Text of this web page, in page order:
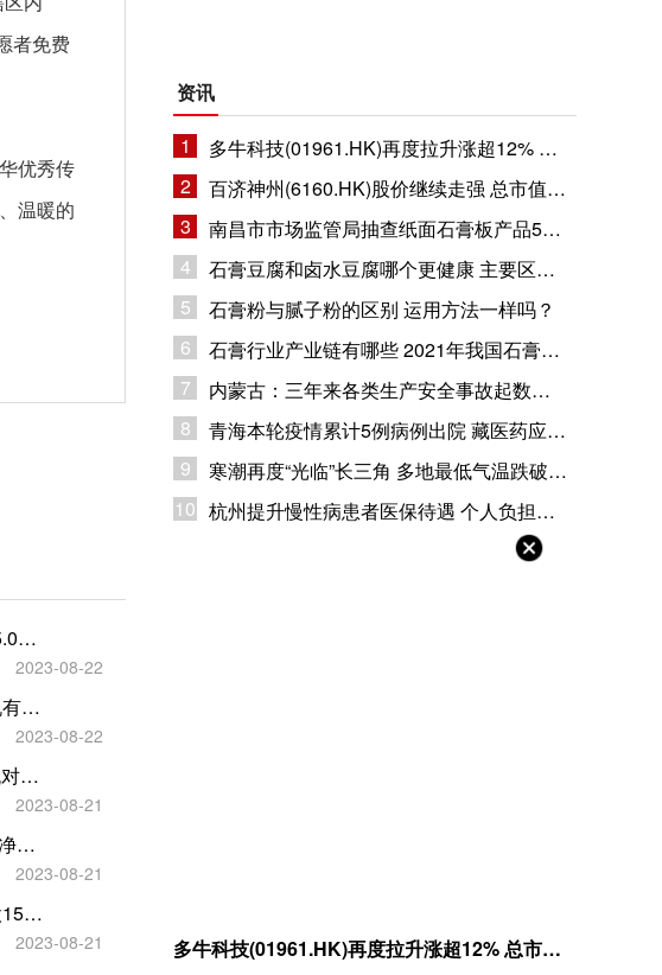
者免费
优秀传
温暖的
金风科技(02208.HK)遭摩根大通减持275.02万股
2023-08-22
华为手机有红外线功能吗P40（华为手机有红外线功能吗）
2023-08-22
荣耀X50和OPPO K11到底怎么选？真机对比告诉你答案
2023-08-21
三德科技(300515.SZ)发布上半年业绩，净利润3659.17万元，同比增长0.93%
2023-08-21
福晶科技股东户数下降2.71%，户均持股15.9万元
2023-08-21
资讯
1
多牛科技(01961.HK)再度拉升涨超12% 总市值11.8亿港元
2
百济神州(6160.HK)股价继续走强 总市值1632.94亿港元
3
南昌市市场监管局抽查纸面石膏板产品5批次 企业合格率80%
4
石膏豆腐和卤水豆腐哪个更健康 主要区别在哪里？
5
石膏粉与腻子粉的区别 运用方法一样吗？
6
石膏行业产业链有哪些 2021年我国石膏行业市场现状分析
7
内蒙古：三年来各类生产安全事故起数和死亡人数同比下降
8
青海本轮疫情累计5例病例出院 藏医药应用疫情防控
9
寒潮再度“光临”长三角 多地最低气温跌破冰点
10
杭州提升慢性病患者医保待遇 个人负担部分纳入大病保险
多牛科技(01961.HK)再度拉升涨超12% 总市值11.8亿港元